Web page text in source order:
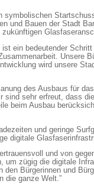
symbolischen
und Bauen der Stadt
ist ein bedeutender
Unsere
wird unsere
des Ausbaus für
sind sehr erfreut, dass
beim Ausbau
und geringe
digitale
und von
um zügig die digitale
den Bürgerinnen und
die ganze Welt.”